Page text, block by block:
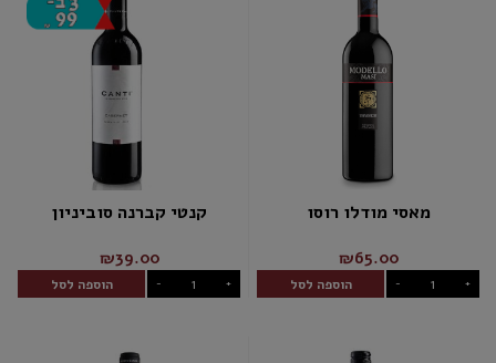
מאסי מודלו רוסו
₪65.00
- + הוספה לסל
קנטי קברנה סוביניון
₪39.00
- + הוספה לסל